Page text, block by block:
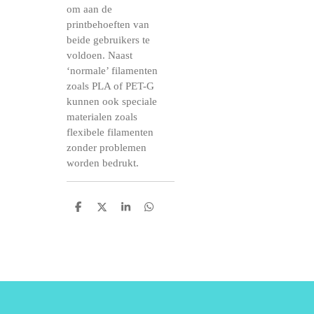
om aan de
printbehoeften van
beide gebruikers te
voldoen. Naast
‘normale’ filamenten
zoals PLA of PET-G
kunnen ook speciale
materialen zoals
flexibele filamenten
zonder problemen
worden bedrukt.
D
D
S
D